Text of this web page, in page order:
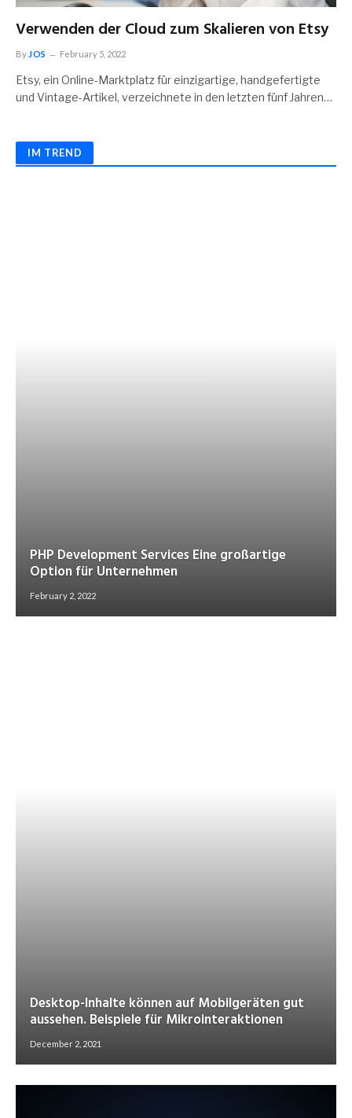
Verwenden der Cloud zum Skalieren von Etsy
By JOS February 5, 2022
Etsy, ein Online-Marktplatz für einzigartige, handgefertigte
und Vintage-Artikel, verzeichnete in den letzten fünf Jahren…
IM TREND
PHP Development Services Eine großartige
Option für Unternehmen
February 2, 2022
Desktop-Inhalte können auf Mobilgeräten gut
aussehen. Beispiele für Mikrointeraktionen
December 2, 2021